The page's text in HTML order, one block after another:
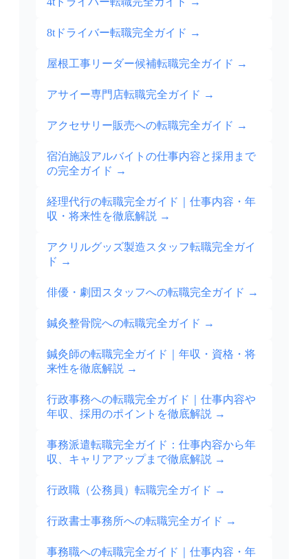
8tドライバー転職完全ガイド →
屋根工事リーダー候補転職完全ガイド →
アサイー専門店転職完全ガイド →
アクセサリー販売への転職完全ガイド →
宿泊施設アルバイトの仕事内容と採用まで
の完全ガイド →
経理代行の転職完全ガイド｜仕事内容・年
収・将来性を徹底解説 →
アクリルグッズ製造スタッフ転職完全ガイ
ド →
俳優・劇団スタッフへの転職完全ガイド →
鍼灸整骨院への転職完全ガイド →
鍼灸師の転職完全ガイド｜年収・資格・将
来性を徹底解説 →
行政事務への転職完全ガイド｜仕事内容や
年収、採用のポイントを徹底解説 →
事務派遣転職完全ガイド：仕事内容から年
収、キャリアアップまで徹底解説 →
行政職（公務員）転職完全ガイド →
行政書士事務所への転職完全ガイド →
事務職への転職完全ガイド｜仕事内容・年